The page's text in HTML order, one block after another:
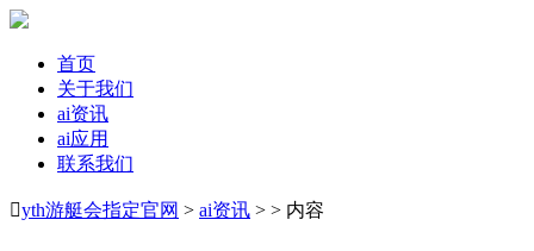
首页
关于我们
ai资讯
ai应用
联系我们
yth游艇会指定官网 > ai资讯 > > 内容